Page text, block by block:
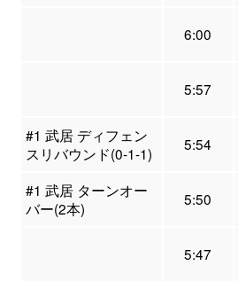
6:00
5:57
#1 武居 ディフェン
スリバウンド(0-1-1)
5:54
#1 武居 ターンオー
バー(2本)
5:50
5:47